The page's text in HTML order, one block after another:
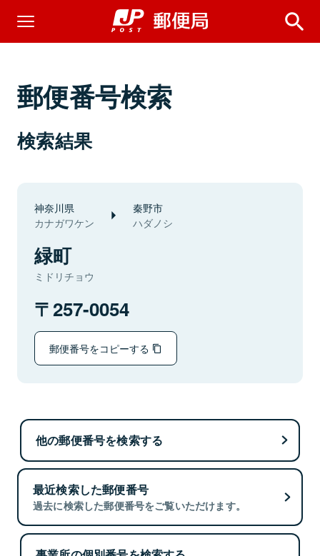
郵便番号検索
検索結果
神奈川県
カナガワケン
秦野市
ハダノシ
緑町
ミドリチョウ
257-0054
郵便番号をコピーする
他の郵便番号を検索する
最近検索した郵便番号
過去に検索した郵便番号をご覧いただけます。